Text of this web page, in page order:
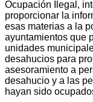
Ocupación Ilegal,
proporcionar la
esas materias a la
ayuntamientos que
unidades
desahucios para
asesoramiento a
desahucio y a las
hayan sido